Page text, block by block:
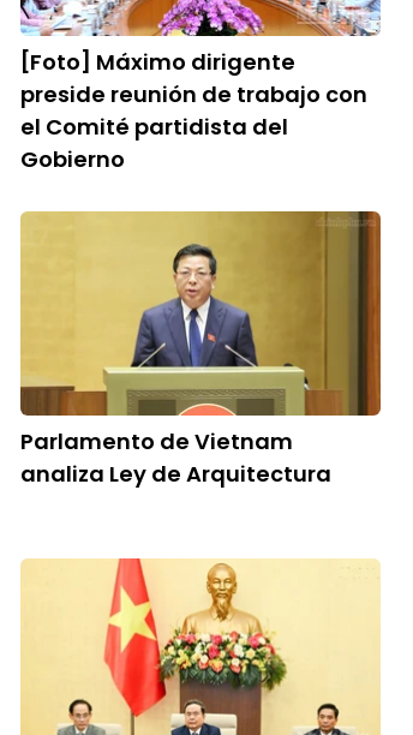
[Foto] Máximo dirigente
preside reunión de trabajo con
el Comité partidista del
Gobierno
Parlamento de Vietnam
analiza Ley de Arquitectura